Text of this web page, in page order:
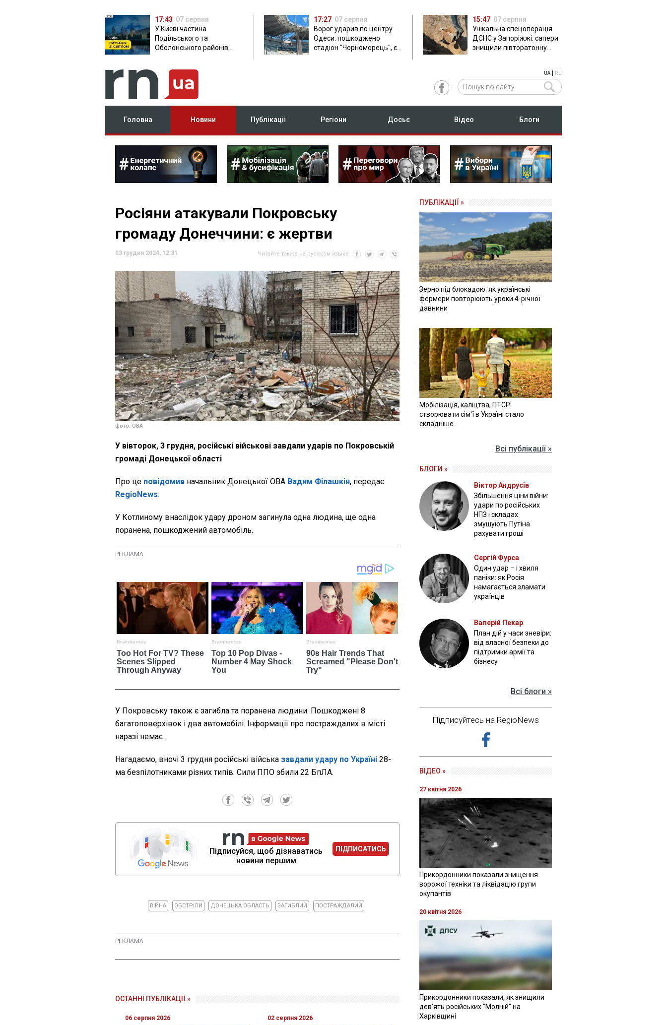
17:43 07 серпня
У Києві частина
Подільського та
Оболонського районів
17:27 07 серпня
Ворог ударив по центру
Одеси: пошкоджено
стадіон "Чорноморець", є
15:47 07 серпня
Унікальна спецоперація
ДСНС у Запоріжжі: сапери
знищили півторатонну
UA| RU
Головна Новини Публікації Регіони Досьє Відео Блоги
Росіяни атакували Покровську
громаду Донеччини: є жертви
03 грудня 2024, 12:31 Читайте также на русском языке
фото: ОВА
У вівторок, 3 грудня, російські військові завдали ударів по Покровській
громаді Донецької області
Про це повідомив начальник Донецької ОВА Вадим Філашкін, передає
RegioNews.
У Котлиному внаслідок удару дроном загинула одна людина, ще одна
поранена, пошкоджений автомобіль.
У Покровську також є загибла та поранена людини. Пошкоджені 8
багатоповерхівок і два автомобілі. Інформації про постраждалих в місті
наразі немає.
Нагадаємо, вночі 3 грудня російські війська завдали удару по Україні 28-
ма безпілотниками різних типів. Сили ППО збили 22 БпЛА.
Підписуйся, щоб дізнаватись
новини першим
ПІДПИСАТИСЬ
ВІЙНА ОБСТРІЛИ ДОНЕЦЬКА ОБЛАСТЬ ЗАГИБЛИЙ ПОСТРАЖДАЛИЙ
ОСТАННІ ПУБЛІКАЦІЇ »
06 серпня 2026 02 серпня 2026
ПУБЛІКАЦІЇ »
Зерно під блокадою: як українські
фермери повторюють уроки 4-річної
давнини
Мобілізація, каліцтва, ПТСР:
створювати сім'ї в Україні стало
складніше
Всі публікації »
БЛОГИ »
Віктор Андрусів
Збільшення ціни війни:
удари по російських
НПЗ і складах
змушують Путіна
рахувати гроші
Сергій Фурса
Один удар – і хвиля
паніки: як Росія
намагається зламати
українців
Валерій Пекар
План дій у часи зневіри:
від власної безпеки до
підтримки армії та
бізнесу
Всі блоги »
Підписуйтесь на RegioNews
ВІДЕО »
27 квітня 2026
Прикордонники показали знищення
ворожої техніки та ліквідацію групи
окупантів
20 квітня 2026
Прикордонники показали, як знищили
девʼять російських "Молній" на
Харківщині